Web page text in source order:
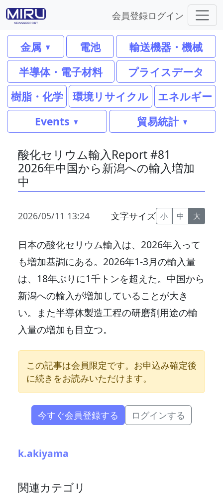
会員登録ログイン
金属 電池
輸送機器・機械
半導体・電子材料
プライスデータ
樹脂・化学
環境リサイクル
エネルギー
Events
貿易統計
酸化セリウム輸入Report #81
2026年中国から新潟への輸入増加
中
2026/05/11 13:24 文字サイズ 小 中 大
日本の酸化セリウム輸入は、2026年入って
も増加基調にある。2026年1-3月の輸入量
は、18年ぶりに1千トンを超えた。中国から
新潟への輸入が増加していることが大き
い。また半導体製造工程の研磨剤用途の輸
入量の増加も目立つ。
この記事は会員限定です。お申込み確定後
に続きをお読みいただけます。
今すぐ会員登録する ログインする
k.akiyama
関連カテゴリ